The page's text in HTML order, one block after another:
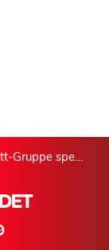
Gruppe spendet